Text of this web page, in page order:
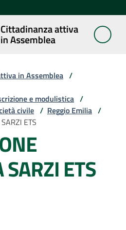
Cittadinanza attiva
in Assemblea
in Assemblea /
e modulistica /
civile / Reggio Emilia /
ETS
ETS